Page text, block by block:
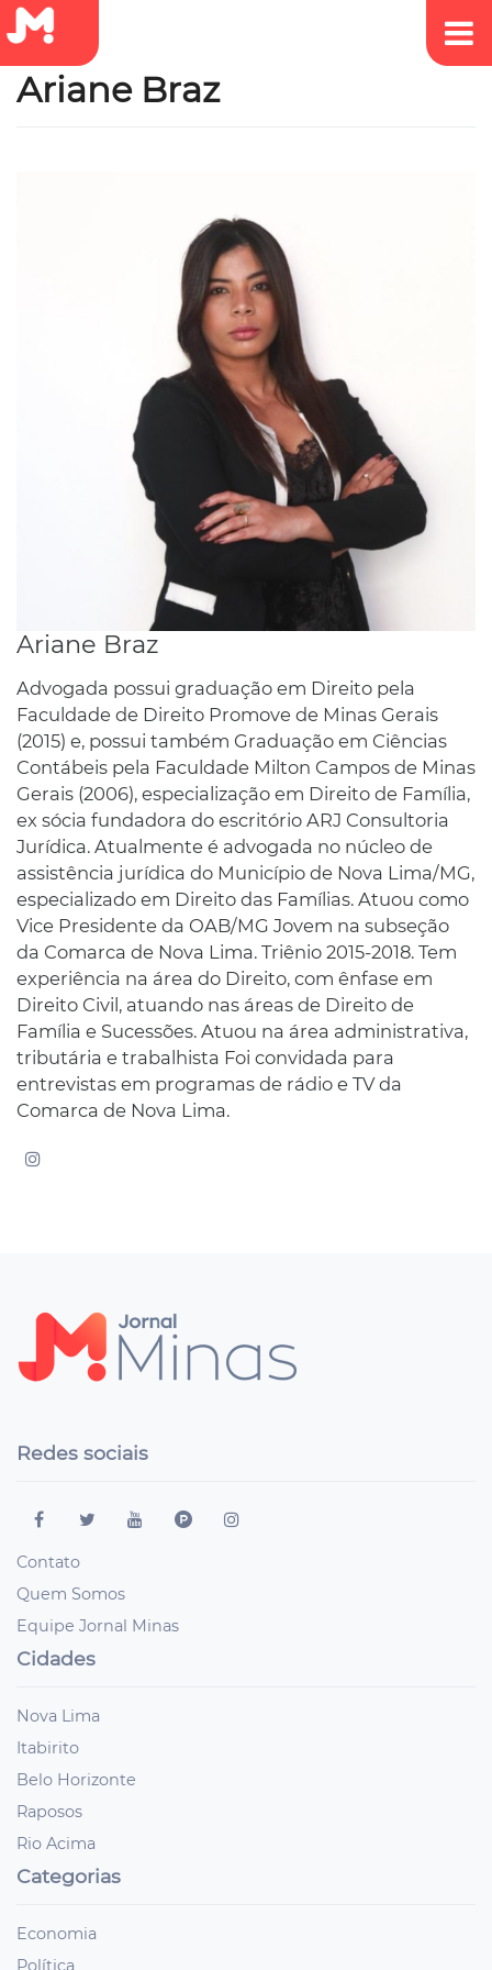
Ariane Braz
Ariane Braz
Advogada possui graduação em Direito pela
Faculdade de Direito Promove de Minas Gerais
(2015) e, possui também Graduação em Ciências
Contábeis pela Faculdade Milton Campos de Minas
Gerais (2006), especialização em Direito de Família,
ex sócia fundadora do escritório ARJ Consultoria
Jurídica. Atualmente é advogada no núcleo de
assistência jurídica do Município de Nova Lima/MG,
especializado em Direito das Famílias. Atuou como
Vice Presidente da OAB/MG Jovem na subseção
da Comarca de Nova Lima. Triênio 2015-2018. Tem
experiência na área do Direito, com ênfase em
Direito Civil, atuando nas áreas de Direito de
Família e Sucessões. Atuou na área administrativa,
tributária e trabalhista Foi convidada para
entrevistas em programas de rádio e TV da
Comarca de Nova Lima.
Redes sociais
Contato
Quem Somos
Equipe Jornal Minas
Cidades
Nova Lima
Itabirito
Belo Horizonte
Raposos
Rio Acima
Categorias
Economia
Política